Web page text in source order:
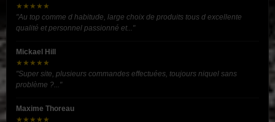
★★★★★
"Au top comme d habitude, large choix de produits tous d excellente
qualité et personnel passionné et..."
Mickael Hill
★★★★★
"Super site, plusieurs commandes effectuées, toujours niquel sans
problème ?..."
Maxime Thoreau
★★★★★